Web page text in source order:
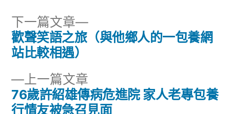
文
導
上一篇文章
一
篇
76歲許紹雄傳病危進院 家人老專包養
行情友被急召見面
下一篇文章
下
一
歡聲笑語之旅（與他鄉人的一包養網
站比較相遇）